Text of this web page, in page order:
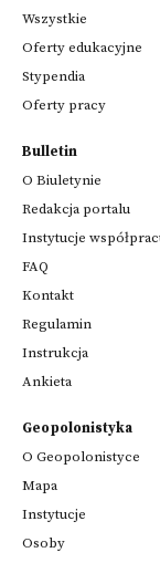
Wszystkie
Oferty edukacyjne
Stypendia
Oferty pracy
Bulletin
O Biuletynie
Redakcja portalu
Instytucje
FAQ
Kontakt
Regulamin
Instrukcja
Ankieta
Geopolonistyka
O Geopolonistyce
Mapa
Instytucje
Osoby